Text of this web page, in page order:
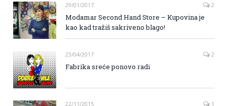
29/01/2017 2
Modamar Second Hand Store – Kupovina je
kao kad tražiš sakriveno blago!
23/04/2017 2
Fabrika sreće ponovo radi
22/11/2015 1